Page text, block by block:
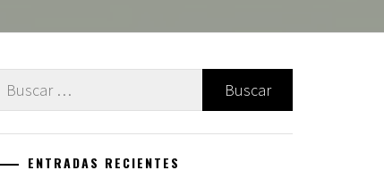
Buscar:
ENTRADAS RECIENTES